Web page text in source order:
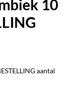
10
aantal